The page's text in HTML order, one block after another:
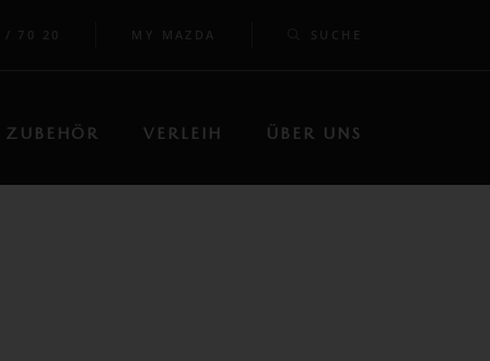
70 20 MY MAZDA SUCHE
ZUBEHÖR VERLEIH ÜBER UNS